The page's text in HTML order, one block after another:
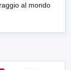
al mondo